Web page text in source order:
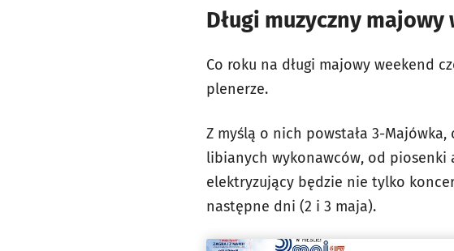
Długi muzyczny majowy
Co roku na długi majowy weekend
plenerze.
Z myślą o nich powstała 3-
libianych wykonawców, od
elektryzujący będzie nie tylko
następne dni (2 i 3 maja).